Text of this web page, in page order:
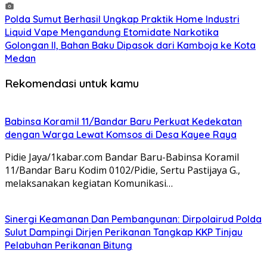
Polda Sumut Berhasil Ungkap Praktik Home Industri
Liquid Vape Mengandung Etomidate Narkotika
Golongan II, Bahan Baku Dipasok dari Kamboja ke Kota
Medan
Rekomendasi untuk kamu
Babinsa Koramil 11/Bandar Baru Perkuat Kedekatan
dengan Warga Lewat Komsos di Desa Kayee Raya
Pidie Jaya/1kabar.com Bandar Baru-Babinsa Koramil
11/Bandar Baru Kodim 0102/Pidie, Sertu Pastijaya G.,
melaksanakan kegiatan Komunikasi…
Sinergi Keamanan Dan Pembangunan: Dirpolairud Polda
Sulut Dampingi Dirjen Perikanan Tangkap KKP Tinjau
Pelabuhan Perikanan Bitung